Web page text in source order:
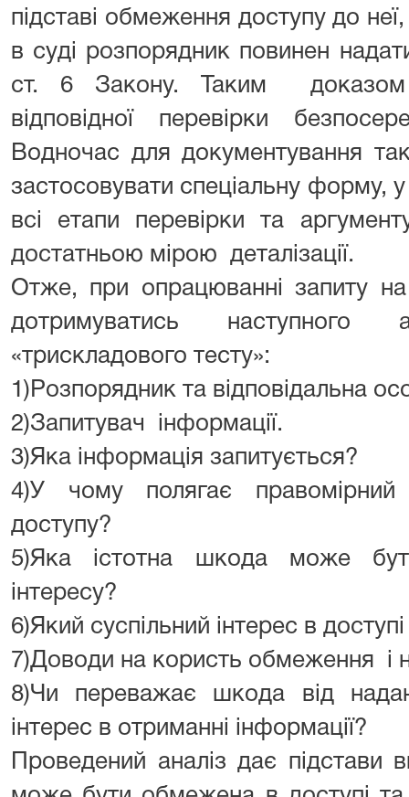
підставі обмеження доступу до
в суді розпорядник повинен
ст. 6 Закону. Таким
відповідної перевірки
Водночас для документування
застосовувати спеціальну форму,
всі етапи перевірки та
достатньою мірою деталізації.
Отже, при опрацюванні запиту на
дотримуватись наступного
«трискладового тесту»:
1)Розпорядник та відповідальна
2)Запитувач інформації.
3)Яка інформація запитується?
4)У чому полягає
доступу?
5)Яка істотна шкода може
інтересу?
6)Який суспільний інтерес в
7)Доводи на користь обмеження і
8)Чи переважає шкода від
інтерес в отриманні інформації?
Проведений аналіз дає